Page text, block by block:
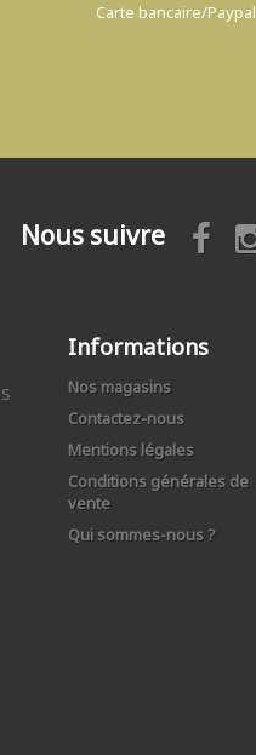
Carte bancaire/Paypal
Nous suivre
Informations
Nos magasins
Contactez-nous
Mentions légales
Conditions générales de
vente
Qui sommes-nous ?